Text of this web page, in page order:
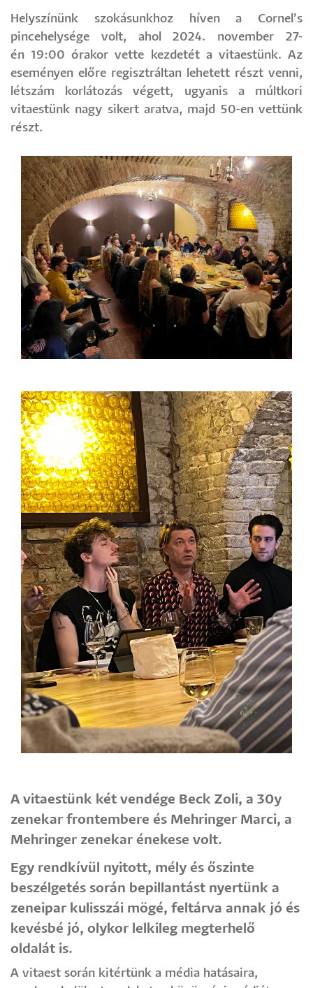
Helyszínünk szokásunkhoz híven a Cornel’s
pincehelysége volt, ahol 2024. november 27-
én 19:00 órakor vette kezdetét a vitaestünk. Az
eseményen előre regisztráltan lehetett részt venni,
létszám korlátozás végett, ugyanis a múltkori
vitaestünk nagy sikert aratva, majd 50-en vettünk
részt.
A vitaestünk két vendége Beck Zoli, a 30y
zenekar frontembere és Mehringer Marci, a
Mehringer zenekar énekese volt.
Egy rendkívül nyitott, mély és őszinte
beszélgetés során bepillantást nyertünk a
zeneipar kulisszái mögé, feltárva annak jó és
kevésbé jó, olykor lelkileg megterhelő
oldalát is.
A vitaest során kitértünk a média hatásaira,